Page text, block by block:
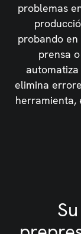
problemas
probando
prensa
elimina
herramienta,